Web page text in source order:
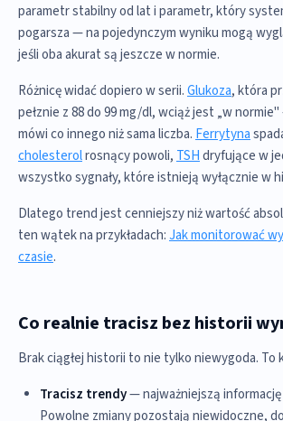
parametr stabilny od lat i parametr, który
pogarsza — na pojedynczym wyniku mogą
jeśli oba akurat są jeszcze w normie.
Różnicę widać dopiero w serii.Glukoza, która
pełznie z 88 do 99 mg/dl, wciąż jest „w
mówi co innego niż sama liczba. Ferrytyna
cholesterolrosnący powoli, TSHdryfujące w
wszystko sygnały, które istnieją wyłącznie w
Dlatego trend jest cenniejszy niż wartość
ten wątek na przykładach:Jak monitorować
czasie.
Co realnie tracisz bez historii
Brak ciągłej historii to nie tylko niewygoda.
Tracisz trendy— najważniejszą
Powolne zmiany pozostają niewidoczne,